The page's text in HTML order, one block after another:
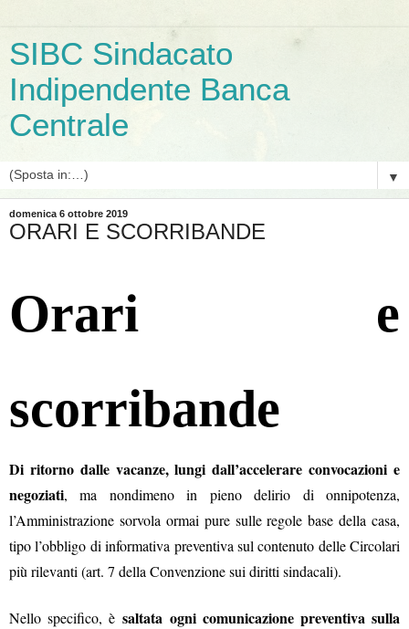
SIBC Sindacato
Indipendente Banca
Centrale
▼
domenica 6 ottobre 2019
ORARI E SCORRIBANDE
Orari e
scorribande
Di ritorno dalle vacanze, lungi dall’accelerare convocazioni e
negoziati, ma nondimeno in pieno delirio di onnipotenza,
l’Amministrazione sorvola ormai pure sulle regole base della casa,
tipo l’obbligo di informativa preventiva sul contenuto delle Circolari
più rilevanti (art. 7 della Convenzione sui diritti sindacali).
Nello specifico, èsaltata ogni comunicazione preventiva sulla